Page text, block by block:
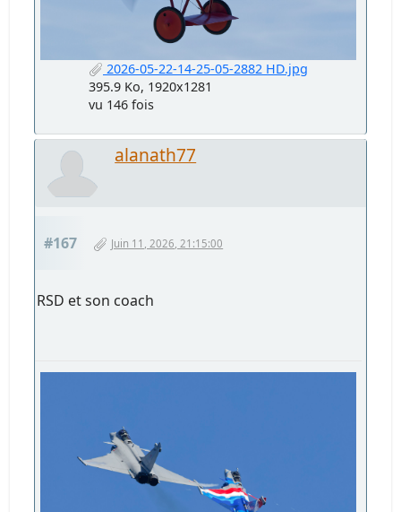
2026-05-22-14-25-05-2882 HD.jpg
395.9 Ko, 1920x1281
vu 146 fois
alanath77
#167 Juin 11, 2026, 21:15:00
RSD et son coach